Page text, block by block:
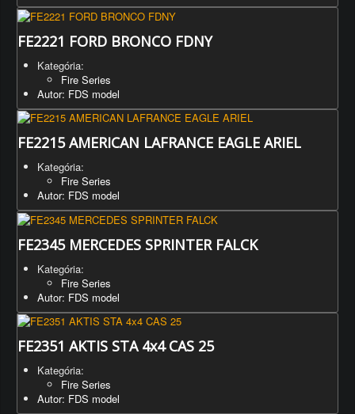
FE2221 FORD BRONCO FDNY
Kategória:
Fire Series
Autor: FDS model
FE2215 AMERICAN LAFRANCE EAGLE ARIEL
Kategória:
Fire Series
Autor: FDS model
FE2345 MERCEDES SPRINTER FALCK
Kategória:
Fire Series
Autor: FDS model
FE2351 AKTIS STA 4x4 CAS 25
Kategória:
Fire Series
Autor: FDS model